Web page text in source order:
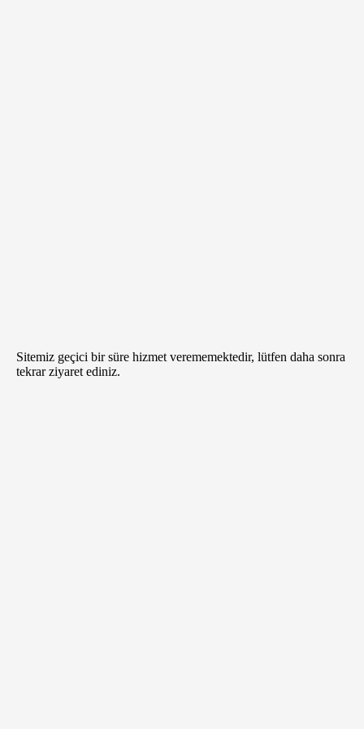
Sitemiz geçici bir süre hizmet verememektedir, lütfen daha sonra
tekrar ziyaret ediniz.